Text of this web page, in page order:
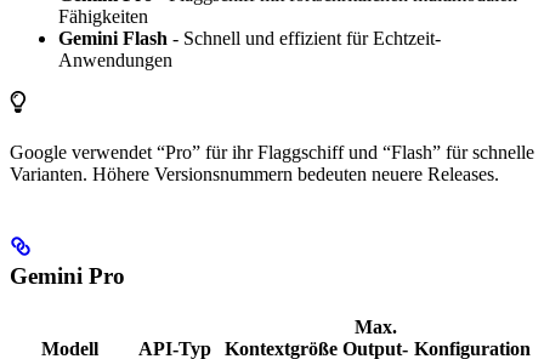
Fähigkeiten
Gemini Flash - Schnell und effizient für Echtzeit-
Anwendungen
Google verwendet “Pro” für ihr Flaggschiff und “Flash” für schnelle
Varianten. Höhere Versionsnummern bedeuten neuere Releases.
Gemini Pro
Modell API-Typ Kontextgröße
Max.
Output- Konfiguration